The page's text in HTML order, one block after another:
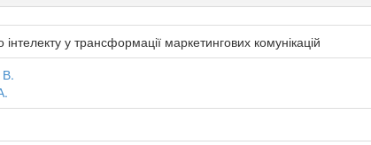
у трансформації маркетингових комунікацій